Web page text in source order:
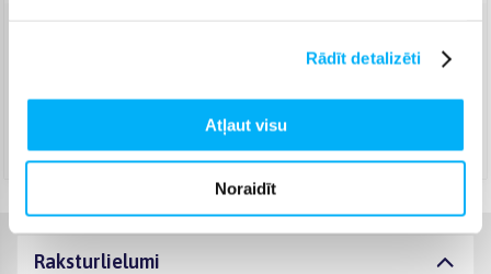
Rādīt detalizēti
Atļaut visu
Noraidīt
9,99 €)
Augusts 7d. - Augusts 12d.
Raksturlielumi